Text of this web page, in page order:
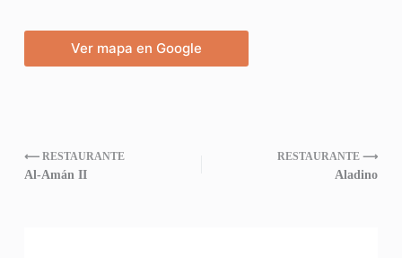
Ver mapa en Google
⟵ RESTAURANTE
Al-Amán II
RESTAURANTE ⟶
Aladino